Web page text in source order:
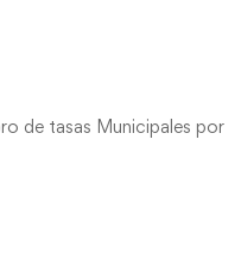
de tasas Municipales por